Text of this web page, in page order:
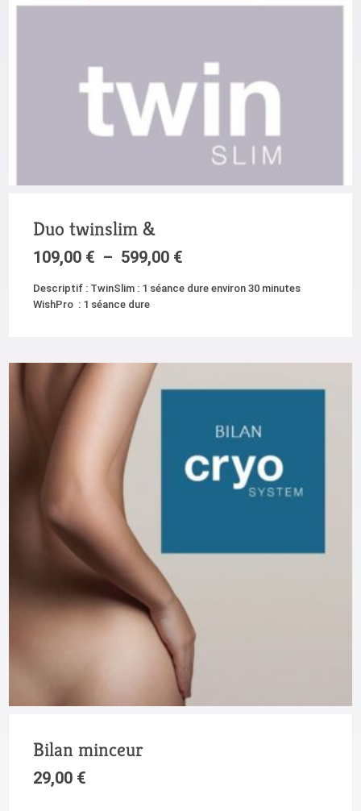
Duo twinslim &
109,00 € – 599,00 €
Descriptif : TwinSlim : 1 séance dure environ 30 minutes
WishPro : 1 séance dure
Bilan minceur
29,00 €